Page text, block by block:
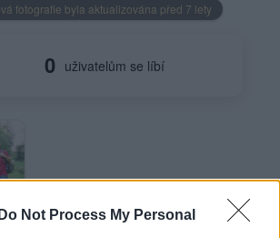
Do Not Process My Personal
fotografie byla aktualizována před 7 lety
0 uživatelům se líbí